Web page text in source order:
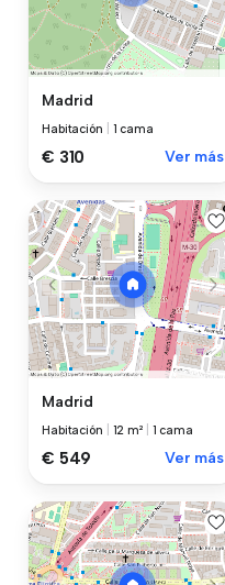
Madrid
Habitación 1 cama
€ 310 Ver más
Madrid
Habitación 12 m² 1 cama
€ 549 Ver más